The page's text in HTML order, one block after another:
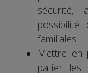
sécurité,
possibilité
familiales
Mettre en
pallier les